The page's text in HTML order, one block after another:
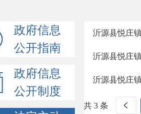
政府信息
公开指南
政府信息
公开制度
沂源县悦庄
沂源县悦庄
沂源县悦庄
共 3 条